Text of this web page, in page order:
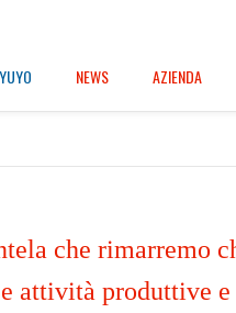
NEWS AZIENDA
che rimarremo
attività produttive